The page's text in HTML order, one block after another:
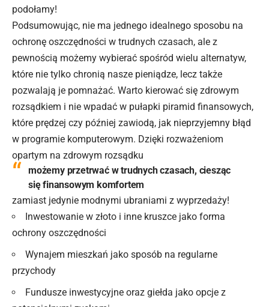
podołamy!
Podsumowując, nie ma jednego idealnego sposobu na
ochronę oszczędności w trudnych czasach, ale z
pewnością możemy wybierać spośród wielu alternatyw,
które nie tylko chronią nasze pieniądze, lecz także
pozwalają je pomnażać. Warto kierować się zdrowym
rozsądkiem i nie wpadać w pułapki piramid finansowych,
które prędzej czy później zawiodą, jak nieprzyjemny błąd
w programie komputerowym. Dzięki rozważeniom
opartym na zdrowym rozsądku
możemy przetrwać w trudnych czasach, ciesząc
się finansowym komfortem
zamiast jedynie modnymi ubraniami z wyprzedaży!
Inwestowanie w złoto i inne kruszce jako forma
ochrony oszczędności
Wynajem mieszkań jako sposób na regularne
przychody
Fundusze inwestycyjne oraz giełda jako opcje z